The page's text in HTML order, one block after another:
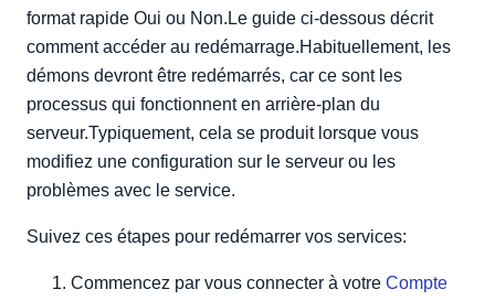
format rapide Oui ou Non.Le guide ci-dessous décrit
comment accéder au redémarrage.Habituellement, les
démons devront être redémarrés, car ce sont les
processus qui fonctionnent en arrière-plan du
serveur.Typiquement, cela se produit lorsque vous
modifiez une configuration sur le serveur ou les
problèmes avec le service.
Suivez ces étapes pour redémarrer vos services:
Commencez par vous connecter à votre Compte